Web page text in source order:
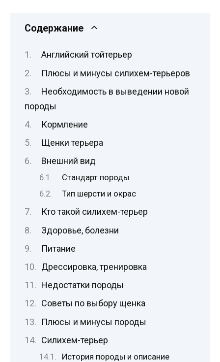
Содержание
Английский тойтерьер
Плюсы и минусы силихем-терьеров
Необходимость в выведении новой
породы
Кормление
Щенки терьера
Внешний вид
Стандарт породы
Тип шерсти и окрас
Кто такой силихем-терьер
Здоровье, болезни
Питание
Дрессировка, тренировка
Недостатки породы
Советы по выбору щенка
Плюсы и минусы породы
Силихем-терьер
История породы и описание